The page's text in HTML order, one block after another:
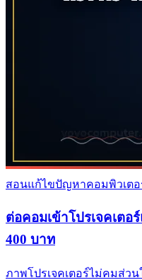
สอนแก้ไขปัญหาคอมพิวเตอ
ต่อคอมเข้าโปรเจคเต
400 บาท
ภาพโปรเจคเตอร์ไม่คมส่วน